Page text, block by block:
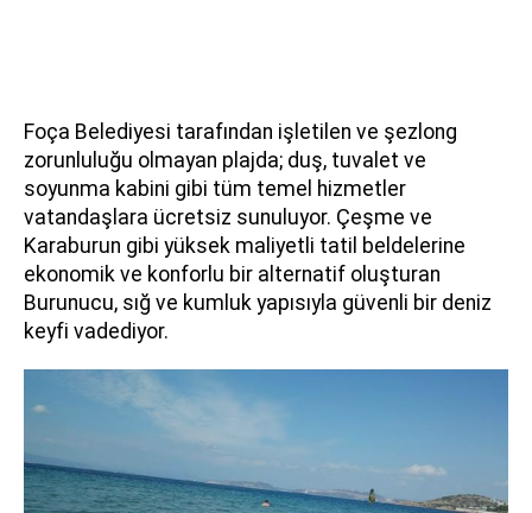
Foça Belediyesi tarafından işletilen ve şezlong
zorunluluğu olmayan plajda; duş, tuvalet ve
soyunma kabini gibi tüm temel hizmetler
vatandaşlara ücretsiz sunuluyor. Çeşme ve
Karaburun gibi yüksek maliyetli tatil beldelerine
ekonomik ve konforlu bir alternatif oluşturan
Burunucu, sığ ve kumluk yapısıyla güvenli bir deniz
keyfi vadediyor.